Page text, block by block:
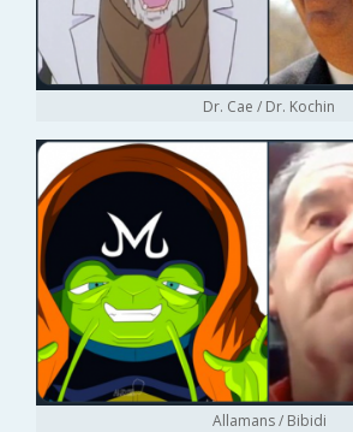
Dr. Cae / Dr. Kochin
Allamans / Bibidi